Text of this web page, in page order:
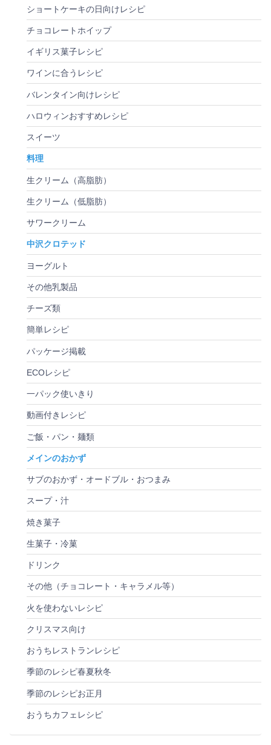
ショートケーキの日向けレシピ
チョコレートホイップ
イギリス菓子レシピ
ワインに合うレシピ
バレンタイン向けレシピ
ハロウィンおすすめレシピ
スイーツ
料理
生クリーム（高脂肪）
生クリーム（低脂肪）
サワークリーム
中沢クロテッド
ヨーグルト
その他乳製品
チーズ類
簡単レシピ
パッケージ掲載
ECOレシピ
一パック使いきり
動画付きレシピ
ご飯・パン・麺類
メインのおかず
サブのおかず・オードブル・おつまみ
スープ・汁
焼き菓子
生菓子・冷菓
ドリンク
その他（チョコレート・キャラメル等）
火を使わないレシピ
クリスマス向け
おうちレストランレシピ
季節のレシピ春夏秋冬
季節のレシピお正月
おうちカフェレシピ